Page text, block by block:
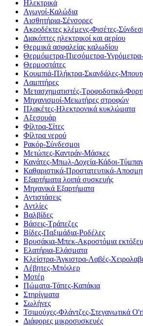
Ηλεκτρικά
Αγωγοί-Καλώδια
Αισθητήρια-Σένσορες
Ακροδέκτες κλέμενς-Φισέτες-
Διακόπτες ηλεκτρικοί και αερίου
Θερμικά ασφαλείας καλωδίου
Θερμόμετρα-Πιεσόμετρα-
Θερμοστάτες
Κουμπιά-Πλήκτρα-Σκανδάλες-
Λαμπτήρες
Μετασχηματιστές-Τροφοδοτικά-
Μηχανισμοί-Μειωτήρες στροφών
Πλακέτες-Ηλεκτρονικά κυκλώματα
Αξεσουάρ
Φίλτρα-Σίτες
Φίλτρα νερού
Ρακόρ-Σύνδεσμοι
Μετώπες-Καντράν-Μάσκες
Κανάτες-Μπωλ-Δοχεία-Κάδοι-
Καθαριστικά-Προστατευτικά-
Εξαρτήματα λοιπά συσκευής
Μηχανικά Εξαρτήματα
Αντιστάσεις
Αντλίες
Βαλβίδες
Βάσεις-Τράπεζες
Βίδες-Παξιμάδια-Ροδέλες
Βρυσάκια-Μπεκ-Ακροστόμια
Ελατήρια-Ελάσματα
Κλείστρα-Άγκιστρα-Λαβές-
Λέβητες-Μπόιλερ
Μοτέρ
Πώματα-Τάπες-Καπάκια
Στηρίγματα
Σωλήνες
Τσιμούχες-Φλάντζες-Στεγανωτικά
Διάφορες μικροσυσκευές